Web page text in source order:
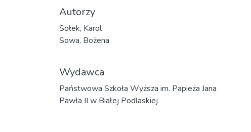
Autorzy
Sołek, Karol
Sowa, Bożena
Wydawca
Państwowa Szkoła Wyższa im. Papieża Jana
Pawła II w Białej Podlaskiej